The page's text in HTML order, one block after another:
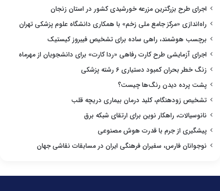
اجرای طرح بزرگترین مزرعه خورشیدی کشور در استان زنجان
راه‌اندازی «مرکز جامع ملی زخم» با همکاری دانشگاه علوم پزشکی تهران
برچسب هوشمند، راهی ساده برای تشخیص فیبروز کیستیک
اجرای آزمایشی طرح کارت رفاهی «ردا کارت» برای دانشجویان از مهرماه
زنگ خطر بحران کمبود دستیاری ۶ رشته پزشکی
پشت پرده دیدن رنگ‌ها چیست؟
تشخیص زودهنگام، کلید درمان بیماری دریچه قلب
نانوسیالات، راهکار نوین برای ارتقای شبکه برق
پیشگیری از جرم با قدرت هوش مصنوعی
نوجوانان فارس، سفیران فرهنگی ایران در مسابقات نقاشی جهان